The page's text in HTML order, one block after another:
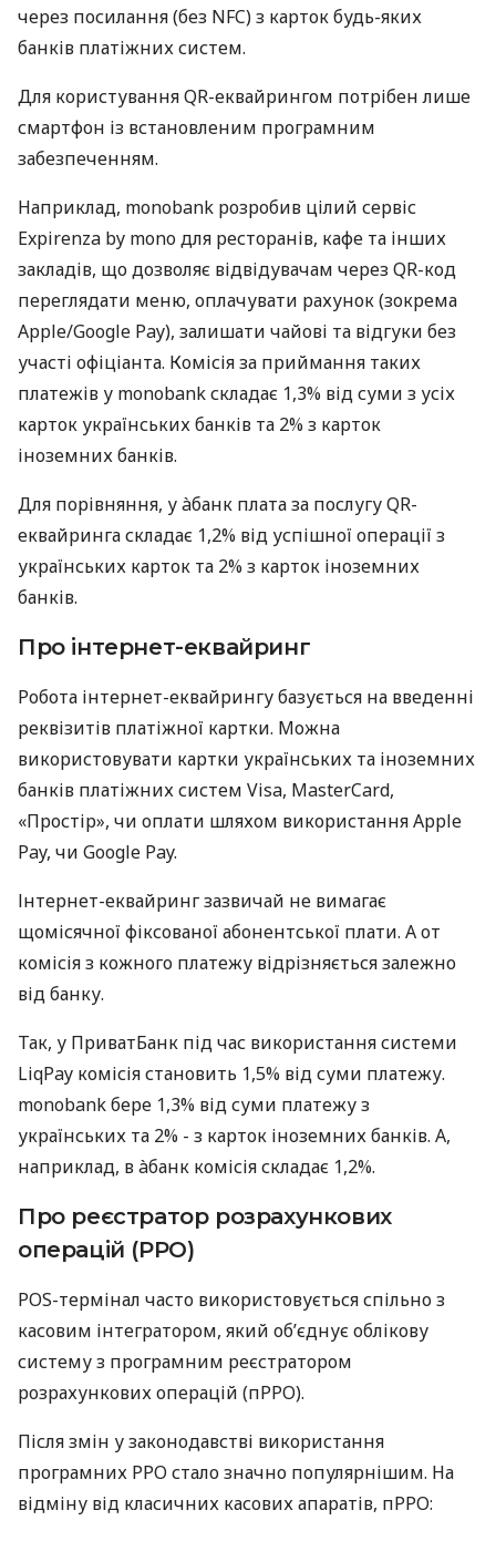
через посилання (без NFC) з карток будь-яких
банків платіжних систем.
Для користування QR-еквайрингом потрібен лише
смартфон із встановленим програмним
забезпеченням.
Наприклад, monobank розробив цілий сервіс
Expirenza by mono для ресторанів, кафе та інших
закладів, що дозволяє відвідувачам через QR-код
переглядати меню, оплачувати рахунок (зокрема
Apple/Google Pay), залишати чайові та відгуки без
участі офіціанта. Комісія за приймання таких
платежів у monobank складає 1,3% від суми з усіх
карток українських банків та 2% з карток
іноземних банків.
Для порівняння, у àбанк плата за послугу QR-
еквайринга складає 1,2% від успішної операції з
українських карток та 2% з карток іноземних
банків.
Про інтернет-еквайринг
Робота інтернет-еквайрингу базується на введенні
реквізитів платіжної картки. Можна
використовувати картки українських та іноземних
банків платіжних систем Visa, MasterCard,
«Простір», чи оплати шляхом використання Apple
Pay, чи Google Pay.
Інтернет-еквайринг зазвичай не вимагає
щомісячної фіксованої абонентської плати. А от
комісія з кожного платежу відрізняється залежно
від банку.
Так, у ПриватБанк під час використання системи
LiqPay комісія становить 1,5% від суми платежу.
monobank бере 1,3% від суми платежу з
українських та 2% - з карток іноземних банків. А,
наприклад, в àбанк комісія складає 1,2%.
Про реєстратор розрахункових
операцій (РРО)
POS-термінал часто використовується спільно з
касовим інтегратором, який об’єднує облікову
систему з програмним реєстратором
розрахункових операцій (пРРО).
Після змін у законодавстві використання
програмних РРО стало значно популярнішим. На
відміну від класичних касових апаратів, пРРО: